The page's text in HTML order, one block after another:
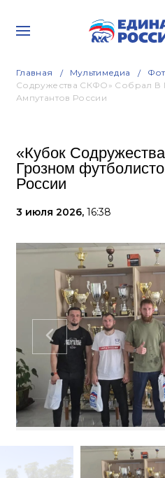
Главная Мультимедиа
Содружества СКФО» Собрал В
Ампутантов России
«Кубок
Грозном
России
3 июля 2026, 16:38